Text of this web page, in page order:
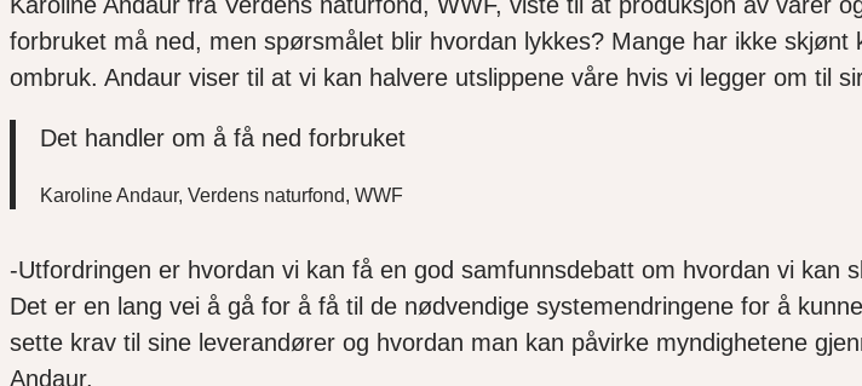
Karoline Andaur fra Verdens naturfond, WWF, viste til at produksjon av varer
forbruket må ned, men spørsmålet blir hvordan lykkes? Mange har ikke
ombruk. Andaur viser til at vi kan halvere utslippene våre hvis vi legger om til
Det handler om å få ned forbruket
Karoline Andaur, Verdens naturfond, WWF
-Utfordringen er hvordan vi kan få en god samfunnsdebatt om hvordan vi
Det er en lang vei å gå for å få til de nødvendige systemendringene for å
sette krav til sine leverandører og hvordan man kan påvirke myndighetene
Andaur.